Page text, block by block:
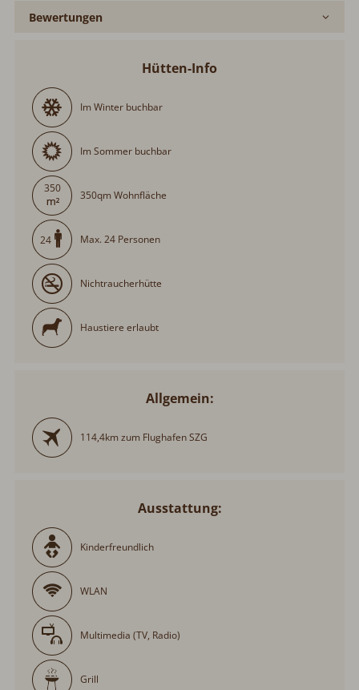
Bewertungen
Hütten-Info
Im Winter buchbar
Im Sommer buchbar
350
350qm Wohnfläche
24 Max. 24 Personen
Nichtraucherhütte
Haustiere erlaubt
Allgemein:
114,4km zum Flughafen SZG
Ausstattung:
Kinderfreundlich
WLAN
Multimedia (TV, Radio)
Grill